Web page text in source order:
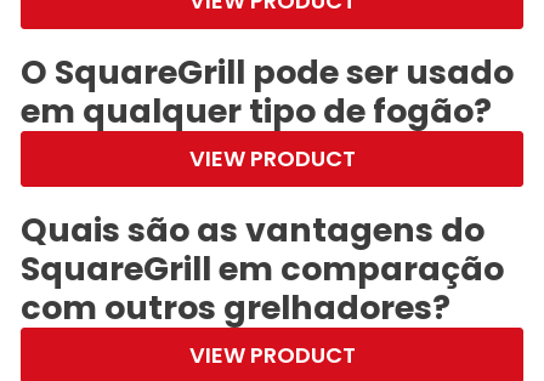
O SquareGrill pode ser usado
em qualquer tipo de fogão?
VIEW PRODUCT
Quais são as vantagens do
SquareGrill em comparação
com outros grelhadores?
VIEW PRODUCT